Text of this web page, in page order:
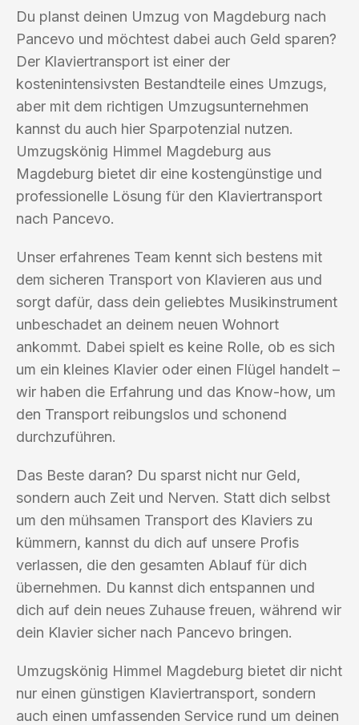
Du planst deinen Umzug von Magdeburg nach
Pancevo und möchtest dabei auch Geld sparen?
Der Klaviertransport ist einer der
kostenintensivsten Bestandteile eines Umzugs,
aber mit dem richtigen Umzugsunternehmen
kannst du auch hier Sparpotenzial nutzen.
Umzugskönig Himmel Magdeburg aus
Magdeburg bietet dir eine kostengünstige und
professionelle Lösung für den Klaviertransport
nach Pancevo.
Unser erfahrenes Team kennt sich bestens mit
dem sicheren Transport von Klavieren aus und
sorgt dafür, dass dein geliebtes Musikinstrument
unbeschadet an deinem neuen Wohnort
ankommt. Dabei spielt es keine Rolle, ob es sich
um ein kleines Klavier oder einen Flügel handelt –
wir haben die Erfahrung und das Know-how, um
den Transport reibungslos und schonend
durchzuführen.
Das Beste daran? Du sparst nicht nur Geld,
sondern auch Zeit und Nerven. Statt dich selbst
um den mühsamen Transport des Klaviers zu
kümmern, kannst du dich auf unsere Profis
verlassen, die den gesamten Ablauf für dich
übernehmen. Du kannst dich entspannen und
dich auf dein neues Zuhause freuen, während wir
dein Klavier sicher nach Pancevo bringen.
Umzugskönig Himmel Magdeburg bietet dir nicht
nur einen günstigen Klaviertransport, sondern
auch einen umfassenden Service rund um deinen